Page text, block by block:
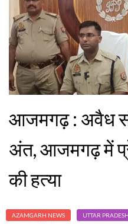
आजमगढ़ : अवैध
अंत, आजमगढ़ में
की हत्या
AZAMGARH NEWS UTTAR PRADESH